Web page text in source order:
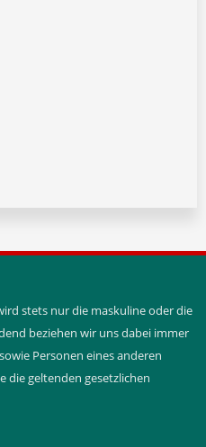
stets nur die maskuline oder die
beziehen wir uns dabei immer
Personen eines anderen
die geltenden gesetzlichen